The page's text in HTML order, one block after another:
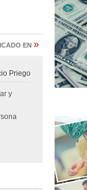
EN »
Priego
y